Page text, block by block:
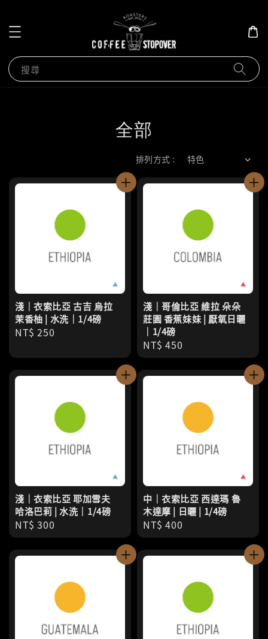
搜尋
全部
排列方式 :
淺｜衣索比亞 古吉 烏拉
茉香柚 | 水洗｜1/4磅
Regular
NT$ 250
淺｜哥倫比亞 維拉 朵朵
莊園 香蕉妹妹 | 厭氧日曬
｜1/4磅
Regular
price
NT$ 450
淺｜衣索比亞 耶加雪夫
哈洛巴莉 | 水洗｜1/4磅
Regular
price
NT$ 300
中｜衣索比亞 西達瑪 魯
木達摩 | 日曬 | 1/4磅
Regular
price
NT$ 400